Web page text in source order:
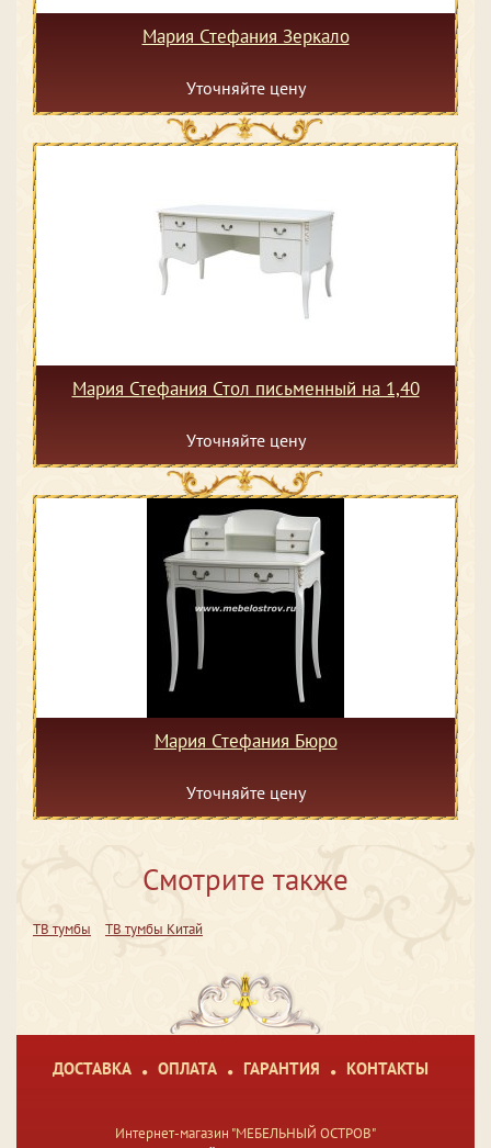
Мария Стефания Зеркало
Уточняйте цену
Мария Стефания Стол письменный на 1,40
Уточняйте цену
Мария Стефания Бюро
Уточняйте цену
Смотрите также
ТВ тумбы ТВ тумбы Китай
ДОСТАВКА ОПЛАТА ГАРАНТИЯ КОНТАКТЫ
Интернет-магазин "МЕБЕЛЬНЫЙ ОСТРОВ"